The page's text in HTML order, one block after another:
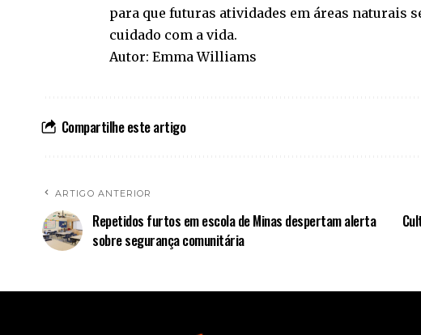
para que futuras atividades em áreas naturais
cuidado com a vida.
Autor: Emma Williams
Compartilhe este artigo
ARTIGO ANTERIOR
Repetidos furtos em escola de Minas despertam alerta
sobre segurança comunitária